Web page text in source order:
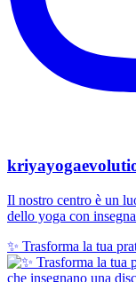
Il nostro centro è un
dello yoga con
✨ Trasforma la tua